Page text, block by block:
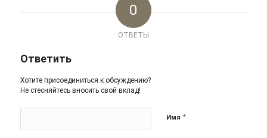
0
ОТВЕТЫ
Ответить
Хотите присоединиться к обсуждению?
Не стесняйтесь вносить свой вклад!
Имя *